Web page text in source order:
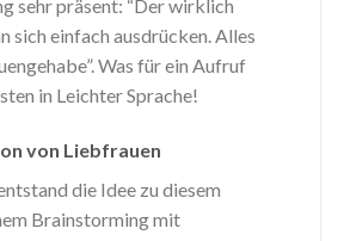
sehr präsent: “Der wirklich
sich einfach ausdrücken. Alles
Was für ein Aufruf
in Leichter Sprache!
von Liebfrauen
die Idee zu diesem
Brainstorming mit